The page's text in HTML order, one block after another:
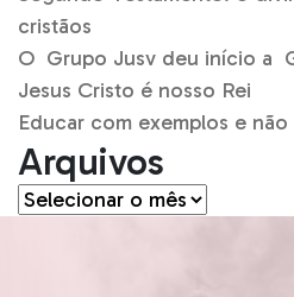
cristãos
O Grupo Jusv deu início a
Jesus Cristo é nosso Rei
Educar com exemplos e não
Arquivos
Arquivos